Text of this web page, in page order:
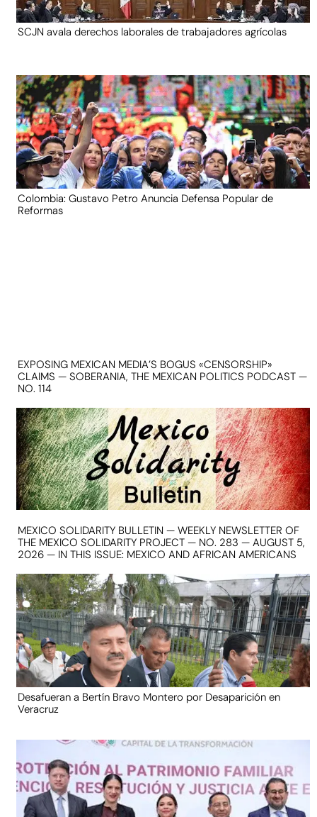
SCJN avala derechos laborales de trabajadores agrícolas
Colombia: Gustavo Petro Anuncia Defensa Popular de
Reformas
EXPOSING MEXICAN MEDIA’S BOGUS «CENSORSHIP»
CLAIMS — SOBERANIA, THE MEXICAN POLITICS PODCAST —
NO. 114
MEXICO SOLIDARITY BULLETIN — WEEKLY NEWSLETTER OF
THE MEXICO SOLIDARITY PROJECT — NO. 283 — AUGUST 5,
2026 — IN THIS ISSUE: MEXICO AND AFRICAN AMERICANS
Desafueran a Bertín Bravo Montero por Desaparición en
Veracruz